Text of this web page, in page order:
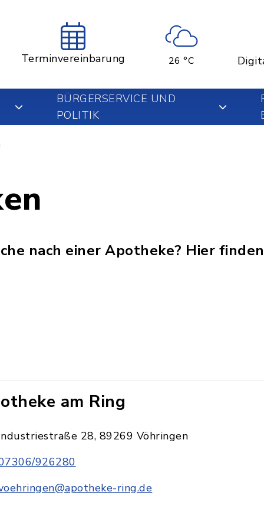
Terminvereinbarung 26 °C
BÜRGERSERVICE UND
POLITIK
nach einer Apotheke? Hier
am Ring
28, 89269 Vöhringen
926280
ring.de